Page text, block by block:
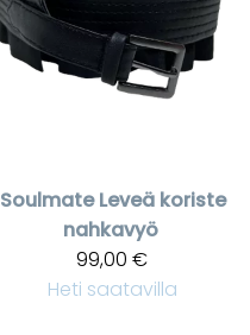
Soulmate Leveä koriste
nahkavyö
99,00 €
Heti saatavilla